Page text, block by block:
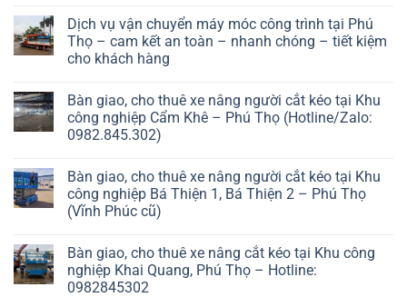
Dịch vụ vận chuyển máy móc công trình tại Phú
Thọ – cam kết an toàn – nhanh chóng – tiết kiệm
cho khách hàng
Bàn giao, cho thuê xe nâng người cắt kéo tại Khu
công nghiệp Cẩm Khê – Phú Thọ (Hotline/Zalo:
0982.845.302)
Bàn giao, cho thuê xe nâng người cắt kéo tại Khu
công nghiệp Bá Thiện 1, Bá Thiện 2 – Phú Thọ
(Vĩnh Phúc cũ)
Bàn giao, cho thuê xe nâng cắt kéo tại Khu công
nghiệp Khai Quang, Phú Thọ – Hotline:
0982845302